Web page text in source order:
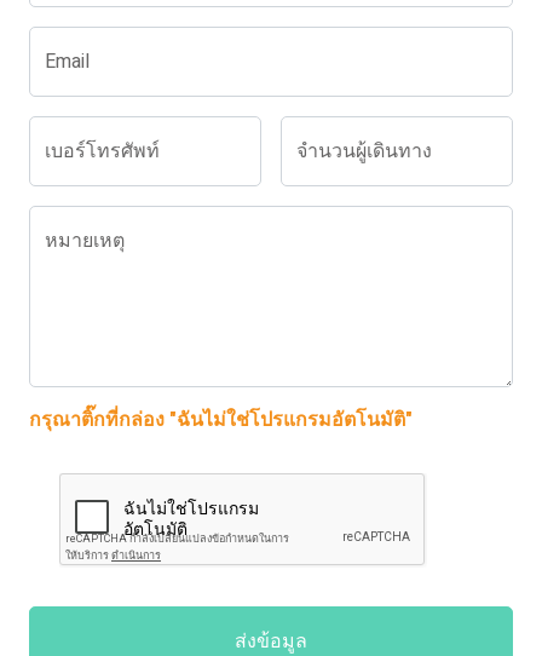
Email
เบอร์โทรศัพท์ จำนวนผู้เดินทาง
หมายเหตุ
กรุณาติ๊กที่กล่อง "ฉันไม่ใช่โปรแกรมอัตโนมัติ"
ส่งข้อมูล